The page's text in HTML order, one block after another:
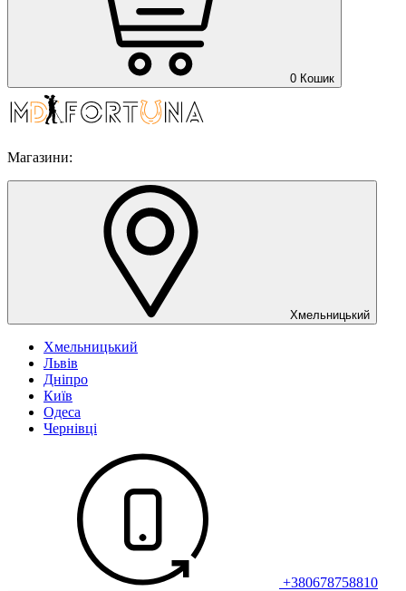
0 Кошик
Магазини:
Хмельницький
Хмельницький
Львів
Дніпро
Київ
Одеса
Чернівці
+380678758810